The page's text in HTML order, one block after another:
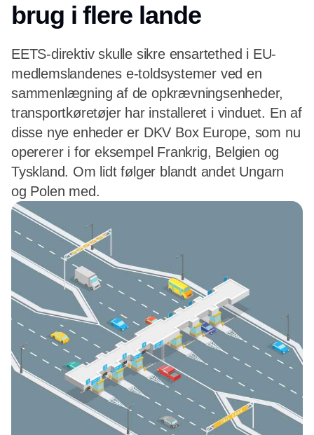
brug i flere lande
EETS-direktiv skulle sikre ensartethed i EU-
medlemslandenes e-toldsystemer ved en
sammenlægning af de opkrævningsenheder,
transportkøretøjer har installeret i vinduet. En af
disse nye enheder er DKV Box Europe, som nu
opererer i for eksempel Frankrig, Belgien og
Tyskland. Om lidt følger blandt andet Ungarn
og Polen med.